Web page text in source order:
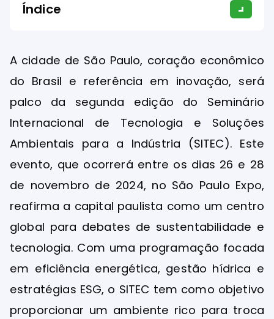
Índice
A cidade de São Paulo, coração econômico
do Brasil e referência em inovação, será
palco da segunda edição do Seminário
Internacional de Tecnologia e Soluções
Ambientais para a Indústria (SITEC). Este
evento, que ocorrerá entre os dias 26 e 28
de novembro de 2024, no São Paulo Expo,
reafirma a capital paulista como um centro
global para debates de sustentabilidade e
tecnologia. Com uma programação focada
em eficiência energética, gestão hídrica e
estratégias ESG, o SITEC tem como objetivo
proporcionar um ambiente rico para troca